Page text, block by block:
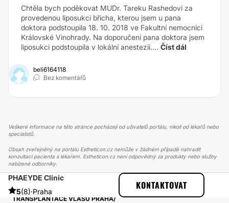
Chtěla bych poděkovat MUDr. Tareku Rashedovi za
provedenou liposukci břicha, kterou jsem u pana
doktora podstoupila 18. 10. 2018 ve Fakultní nemocnici
Královské Vinohrady. Na doporučení pana doktora jsem
liposukci podstoupila v lokální anestezii.... Číst dál
beli6164118
Bez komentářů
Veškeré informace na této stránce pocházejí od uživatelů portálu, nikoli od lékařů nebo
specialistů.
Obsah zveřejněný na portálu Estheticon.cz nemůže v žádném případě nahradit
konzultaci pacienta s lékařem. Estheticon.cz není odpovědný za produkty nebo služby
nabízené odborníky.
PHAEYDE Clinic
5(8)·Praha
KONTAKTOVAT
ESTHETICON
PŘÍBĚHY
PŘÍBĚHY TÝKAJÍCÍ SE ZÁKROKU TRANSPLANTACE VLASŮ
TRANSPLANTACE VLASŮ PRAHA